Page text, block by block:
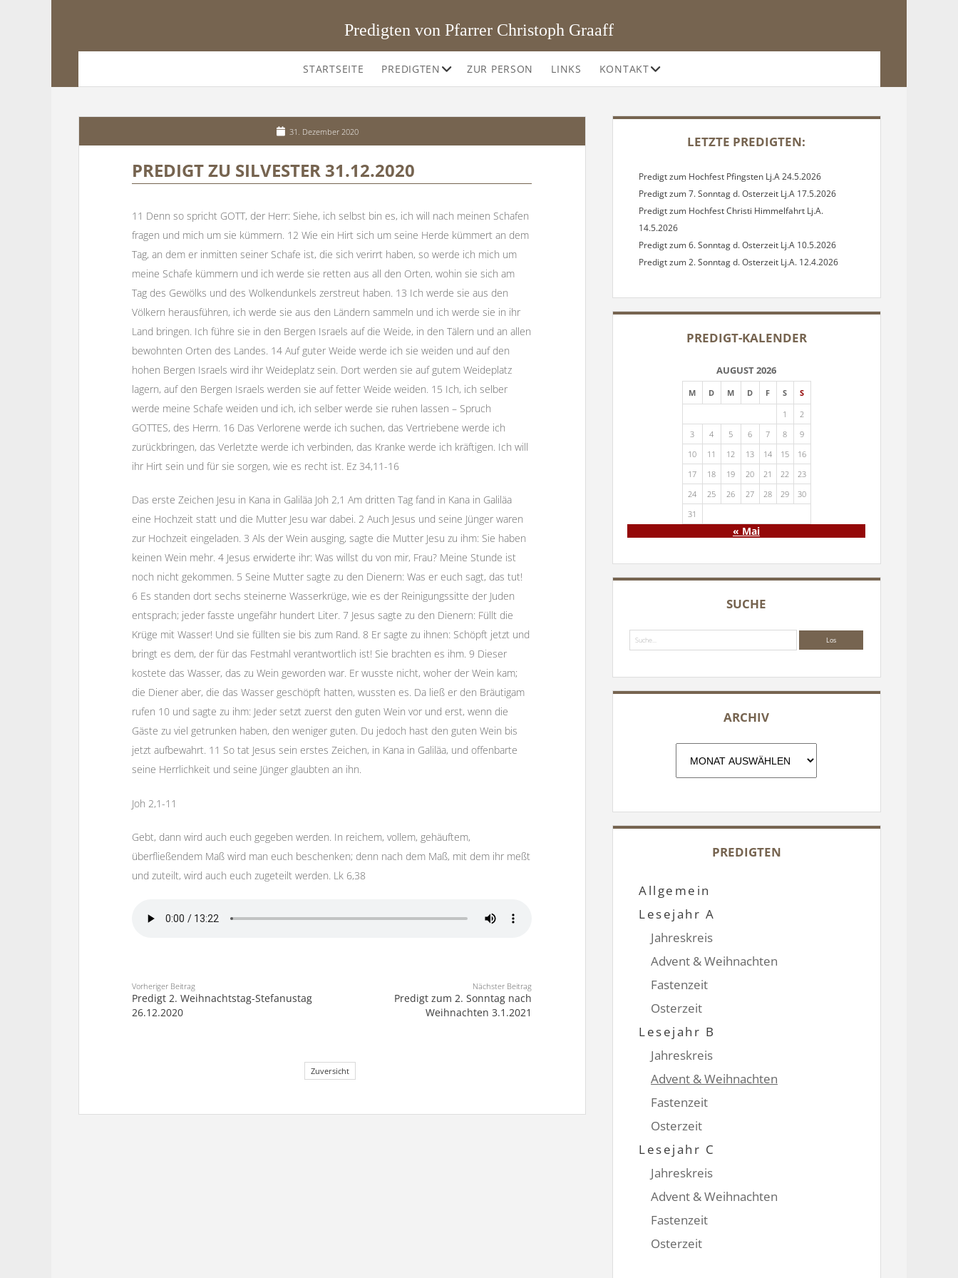
Predigten von Pfarrer Christoph Graaff
STARTSEITE PREDIGTEN OffeneZUR PERSON LINKS KONTAKTOffene
31. Dezember 2020
PREDIGT ZU SILVESTER 31.12.2020
11 Denn so spricht GOTT, der Herr: Siehe, ich selbst bin es, ich will nach meinen Schafen
fragen und mich um sie kümmern. 12 Wie ein Hirt sich um seine Herde kümmert an dem
Tag, an dem er inmitten seiner Schafe ist, die sich verirrt haben, so werde ich mich um
meine Schafe kümmern und ich werde sie retten aus all den Orten, wohin sie sich am
Tag des Gewölks und des Wolkendunkels zerstreut haben. 13 Ich werde sie aus den
Völkern herausführen, ich werde sie aus den Ländern sammeln und ich werde sie in ihr
Land bringen. Ich führe sie in den Bergen Israels auf die Weide, in den Tälern und an allen
bewohnten Orten des Landes. 14 Auf guter Weide werde ich sie weiden und auf den
hohen Bergen Israels wird ihr Weideplatz sein. Dort werden sie auf gutem Weideplatz
lagern, auf den Bergen Israels werden sie auf fetter Weide weiden. 15 Ich, ich selber
werde meine Schafe weiden und ich, ich selber werde sie ruhen lassen – Spruch
GOTTES, des Herrn. 16 Das Verlorene werde ich suchen, das Vertriebene werde ich
zurückbringen, das Verletzte werde ich verbinden, das Kranke werde ich kräftigen. Ich will
ihr Hirt sein und für sie sorgen, wie es recht ist. Ez 34,11-16
Das erste Zeichen Jesu in Kana in Galiläa Joh 2,1 Am dritten Tag fand in Kana in Galiläa
eine Hochzeit statt und die Mutter Jesu war dabei. 2 Auch Jesus und seine Jünger waren
zur Hochzeit eingeladen. 3 Als der Wein ausging, sagte die Mutter Jesu zu ihm: Sie haben
keinen Wein mehr. 4 Jesus erwiderte ihr: Was willst du von mir, Frau? Meine Stunde ist
noch nicht gekommen. 5 Seine Mutter sagte zu den Dienern: Was er euch sagt, das tut!
6 Es standen dort sechs steinerne Wasserkrüge, wie es der Reinigungssitte der Juden
entsprach; jeder fasste ungefähr hundert Liter. 7 Jesus sagte zu den Dienern: Füllt die
Krüge mit Wasser! Und sie füllten sie bis zum Rand. 8 Er sagte zu ihnen: Schöpft jetzt und
bringt es dem, der für das Festmahl verantwortlich ist! Sie brachten es ihm. 9 Dieser
kostete das Wasser, das zu Wein geworden war. Er wusste nicht, woher der Wein kam;
die Diener aber, die das Wasser geschöpft hatten, wussten es. Da ließ er den Bräutigam
rufen 10 und sagte zu ihm: Jeder setzt zuerst den guten Wein vor und erst, wenn die
Gäste zu viel getrunken haben, den weniger guten. Du jedoch hast den guten Wein bis
jetzt aufbewahrt. 11 So tat Jesus sein erstes Zeichen, in Kana in Galiläa, und offenbarte
seine Herrlichkeit und seine Jünger glaubten an ihn.
Joh 2,1-11
Gebt, dann wird auch euch gegeben werden. In reichem, vollem, gehäuftem,
überfließendem Maß wird man euch beschenken; denn nach dem Maß, mit dem ihr meßt
und zuteilt, wird auch euch zugeteilt werden. Lk 6,38
Vorheriger Beitrag
Predigt 2. Weihnachtstag-Stefanustag
26.12.2020
Nächster Beitrag
Predigt zum 2. Sonntag nach
Weihnachten 3.1.2021
Zuversicht
SIDEBAR
LETZTE PREDIGTEN:
Predigt zum Hochfest Pfingsten Lj.A 24.5.2026
Predigt zum 7. Sonntag d. Osterzeit Lj.A 17.5.2026
Predigt zum Hochfest Christi Himmelfahrt Lj.A.
14.5.2026
Predigt zum 6. Sonntag d. Osterzeit Lj.A 10.5.2026
Predigt zum 2. Sonntag d. Osterzeit Lj.A. 12.4.2026
PREDIGT-KALENDER
AUGUST 2026
M D M D F S
S
1
2
3
4 5 6 7 8
9
10
11 12 13 14 15
16
17
18 19 20 21 22
23
24
25 26 27 28 29
30
31
« Mai
SUCHE
ARCHIV
PREDIGTEN
Allgemein
Lesejahr A
Jahreskreis
Advent & Weihnachten
Fastenzeit
Osterzeit
Lesejahr B
Jahreskreis
Advent & Weihnachten
Fastenzeit
Osterzeit
Lesejahr C
Jahreskreis
Advent & Weihnachten
Fastenzeit
Osterzeit